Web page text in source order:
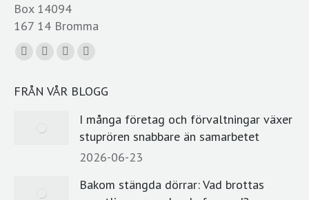
Box 14094
167 14 Bromma
Du hittar oss på:
Facebook
opens
new
YouTube
opens
new
Linkedin
opens
new
window
E-
page
opens
in
new
window
FRÅN VÅR BLOGG
I många företag och förvaltningar växer
stuprören snabbare än samarbetet
2026-06-23
Bakom stängda dörrar: Vad brottas